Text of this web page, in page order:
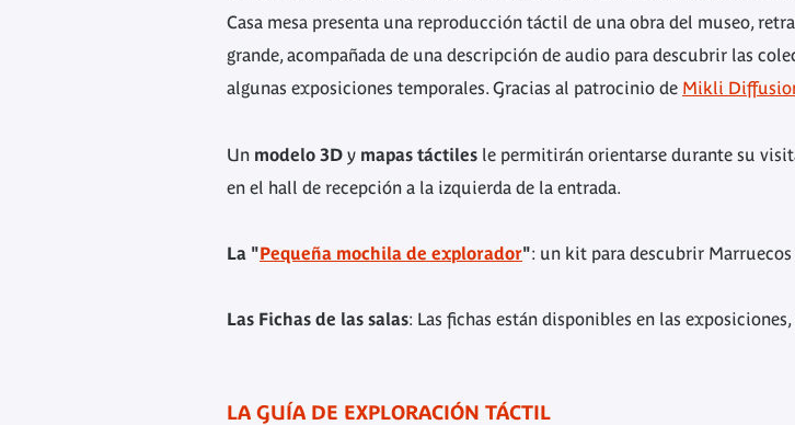
Casa mesa presenta una reproducción táctil de una obra del museo,
grande, acompañada de una descripción de audio para descubrir las
algunas exposiciones temporales. Gracias al patrocinio de Mikli
Un modelo 3D y mapas táctiles le permitirán orientarse durante su
en el hall de recepción a la izquierda de la entrada.
La "Pequeña mochila de explorador": un kit para descubrir
Las Fichas de las salas: Las fichas están disponibles en las
LA GUÍA DE EXPLORACIÓN TÁCTIL